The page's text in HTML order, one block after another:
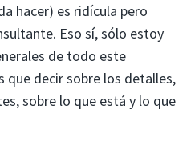
hacer) es ridícula pero
Eso sí, sólo estoy
de todo este
que decir sobre los detalles,
sobre lo que está y lo que